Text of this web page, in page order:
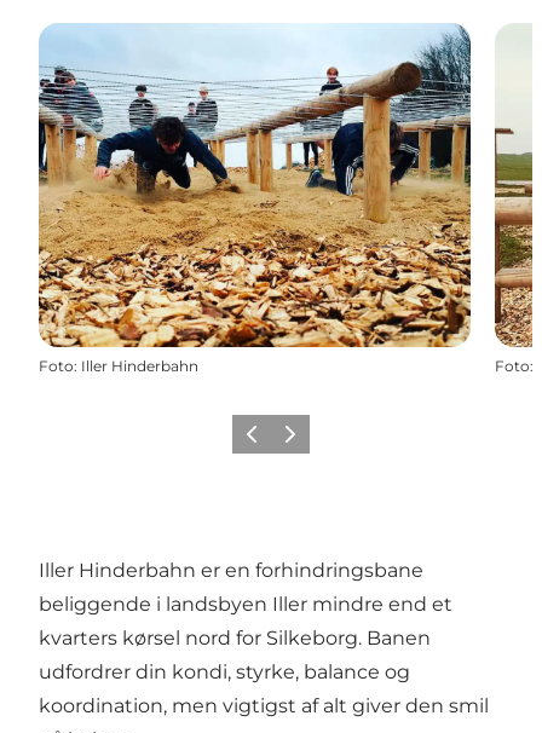
Foto: Iller Hinderbahn Foto:
ForrigeNæste
Iller Hinderbahn er en forhindringsbane
beliggende i landsbyen Iller mindre end et
kvarters kørsel nord for Silkeborg. Banen
udfordrer din kondi, styrke, balance og
koordination, men vigtigst af alt giver den smil